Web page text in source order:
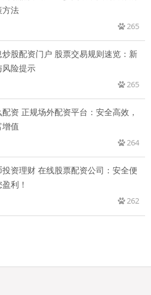
方法
265
股配资门户 股票交易规则速览：新
险提示
265
资 正规场外配资平台：安全高效，
增值
264
资理财 在线股票配资公司：安全便
利！
262